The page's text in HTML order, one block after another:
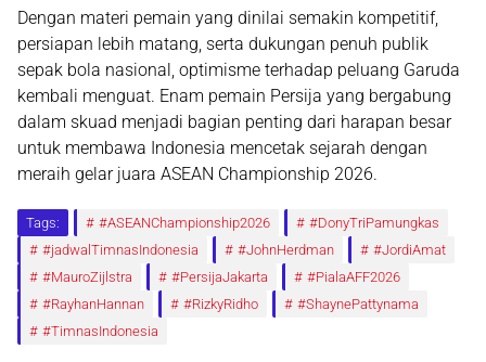
Dengan materi pemain yang dinilai semakin kompetitif,
persiapan lebih matang, serta dukungan penuh publik
sepak bola nasional, optimisme terhadap peluang Garuda
kembali menguat. Enam pemain Persija yang bergabung
dalam skuad menjadi bagian penting dari harapan besar
untuk membawa Indonesia mencetak sejarah dengan
meraih gelar juara ASEAN Championship 2026.
Tags: #ASEANChampionship2026
#DonyTriPamungkas
#jadwalTimnasIndonesia
#JohnHerdman
#JordiAmat
#MauroZijlstra
#PersijaJakarta
#PialaAFF2026
#RayhanHannan
#RizkyRidho
#ShaynePattynama
#TimnasIndonesia